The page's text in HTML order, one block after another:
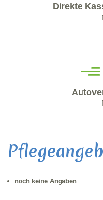
Direkte
noch keine Angaben